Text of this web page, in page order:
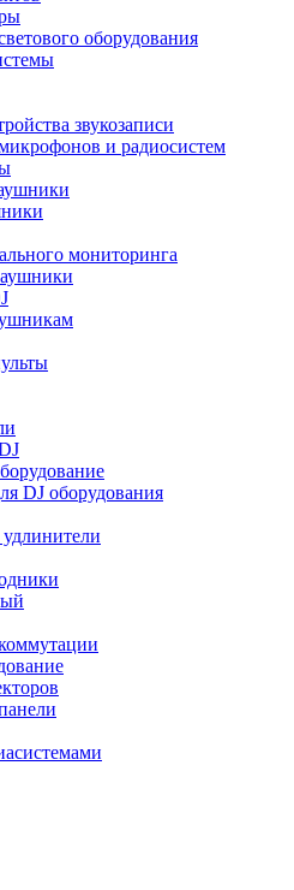
оборудования
звукозаписи
и радиосистем
мониторинга
DJ оборудования